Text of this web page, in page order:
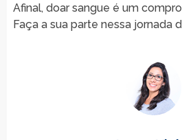
Afinal, doar sangue é um
Faça a sua parte nessa jornada